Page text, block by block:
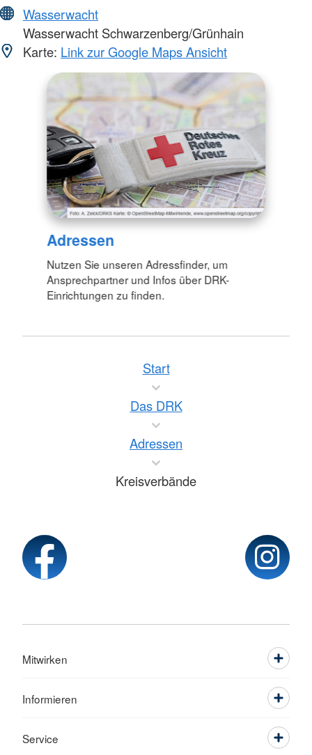
Wasserwacht
Wasserwacht Schwarzenberg/Grünhain
Karte: Link zur Google Maps Ansicht
Adressen
Nutzen Sie unseren Adressfinder, um
Ansprechpartner und Infos über DRK-
Einrichtungen zu finden.
Start
Das DRK
Adressen
Kreisverbände
Mitwirken
Informieren
Service